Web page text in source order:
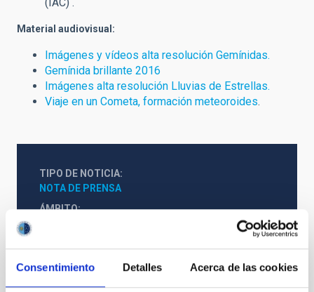
Consentimiento Detalles Acerca de las cookies
Material audiovisual:
Imágenes y vídeos alta resolución Gemínidas.
Gemínida brillante 2016
Imágenes alta resolución Lluvias de Estrellas.
Viaje en un Cometa, formación meteoroides.
TIPO DE NOTICIA
NOTA DE PRENSA
ÁMBITO